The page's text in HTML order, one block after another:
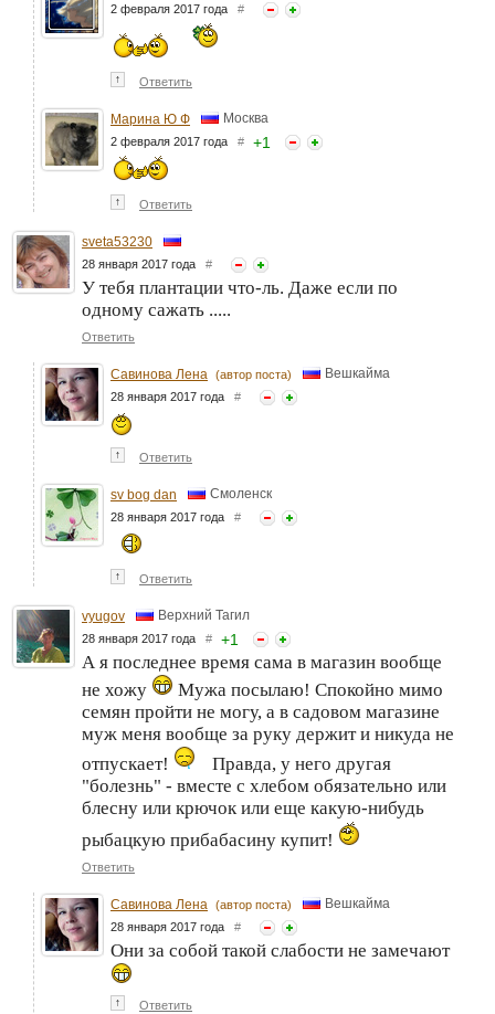
2 февраля 2017 года #
↑ Ответить
Марина Ю Ф Москва
2 февраля 2017 года # +1
↑ Ответить
sveta53230
28 января 2017 года #
У тебя плантации что-ль. Даже если по
одному сажать .....
Ответить
Савинова Лена (автор поста) Вешкайма
28 января 2017 года #
↑ Ответить
sv bog dan Смоленск
28 января 2017 года #
↑ Ответить
vyugov Верхний Тагил
28 января 2017 года # +1
А я последнее время сама в магазин вообще
не хожу
Мужа посылаю! Спокойно мимо
семян пройти не могу, а в садовом магазине
муж меня вообще за руку держит и никуда не
отпускает!
Правда, у него другая
"болезнь" - вместе с хлебом обязательно или
блесну или крючок или еще какую-нибудь
рыбацкую прибабасину купит!
Ответить
Савинова Лена (автор поста) Вешкайма
28 января 2017 года #
Они за собой такой слабости не замечают
↑ Ответить